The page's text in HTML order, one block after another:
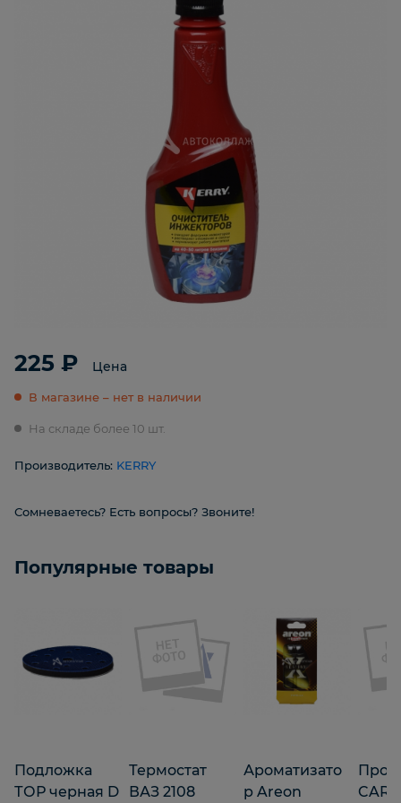
225 ₽ Цена
В магазине – нет в наличии
На складе более 10 шт.
Производитель: KERRY
Сомневаетесь? Есть вопросы? Звоните!
Популярные товары
Подложка
ТОР черная D
Термостат
ВАЗ 2108
Ароматизато
р Areon